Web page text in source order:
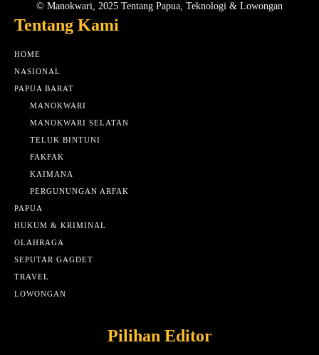
© Manokwari, 2025 Tentang Papua, Teknologi & Lowongan
Tentang Kami
HOME
NASIONAL
PAPUA BARAT
MANOKWARI
MANOKWARI SELATAN
TELUK BINTUNI
FAKFAK
KAIMANA
PERGUNUNGAN ARFAK
PAPUA
HUKUM & KRIMINAL
OLAHRAGA
SEPUTAR GAGDET
TRAVEL
LOWONGAN
Pilihan Editor